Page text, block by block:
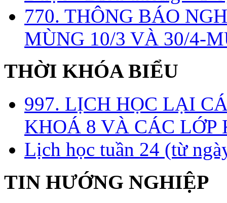
770. THÔNG BÁO
MÙNG 10/3 VÀ 30/4-
THỜI KHÓA BIỂU
997. LỊCH HỌC LẠI
KHOÁ 8 VÀ CÁC LỚP
Lịch học tuần 24 (từ
TIN HƯỚNG NGHIỆP